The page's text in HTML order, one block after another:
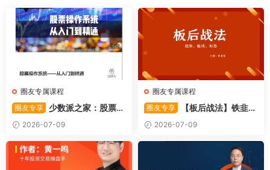
圈友专属课程
圈友专享
少数派之家：股票操
作系统—从入门到精通
2026-07-09
圈友专属课程
圈友专享
【板后战法】铁韭菜
板后强势战法
2026-07-09